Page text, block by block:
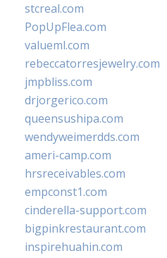
stcreal.com
PopUpFlea.com
valueml.com
rebeccatorresjewelry.com
jmpbliss.com
drjorgerico.com
queensushipa.com
wendyweimerdds.com
ameri-camp.com
hrsreceivables.com
empconst1.com
cinderella-support.com
bigpinkrestaurant.com
inspirehuahin.com